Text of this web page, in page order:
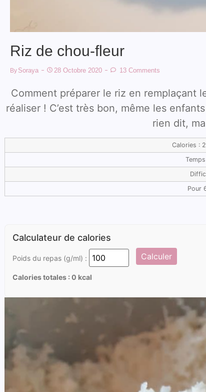
Riz de chou-fleur
By Soraya 28 Octobre 2020 13 Comments
Comment préparer le riz en remplaçant
réaliser ! C’est très bon, même les
rien dit,
Calories :
Pour
Calculateur de calories
Poids du repas (g/ml) : Calculer
Calories totales : 0 kcal